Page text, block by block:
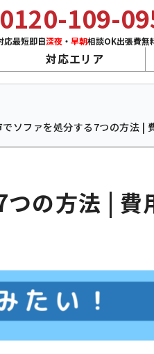
0120-109-
応最短即日深夜・ 早朝相談OK出張費無
対応エリア
でソファを処分する7つの方法 |
の方法 | 費